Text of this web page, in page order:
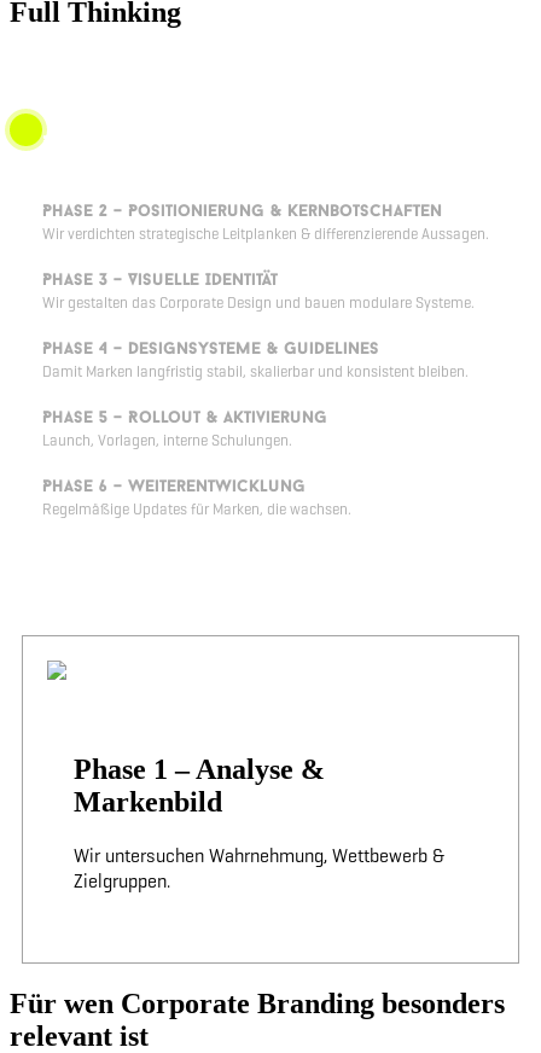
Full Thinking
Phase 1 – Analyse & Markenbild
Phase 2 – Positionierung & Kernbotschaften
Wir verdichten strategische Leitplanken & differenzierende Aussagen.
Phase 3 – Visuelle Identität
Wir gestalten das Corporate Design und bauen modulare Systeme.
Phase 4 – Designsysteme & Guidelines
Damit Marken langfristig stabil, skalierbar und konsistent bleiben.
Phase 5 – Rollout & Aktivierung
Launch, Vorlagen, interne Schulungen.
Phase 6 – Weiterentwicklung
Regelmäßige Updates für Marken, die wachsen.
Phase 1 – Analyse &
Markenbild
Wir untersuchen Wahrnehmung, Wettbewerb &
Zielgruppen.
Für wen Corporate Branding besonders
relevant ist